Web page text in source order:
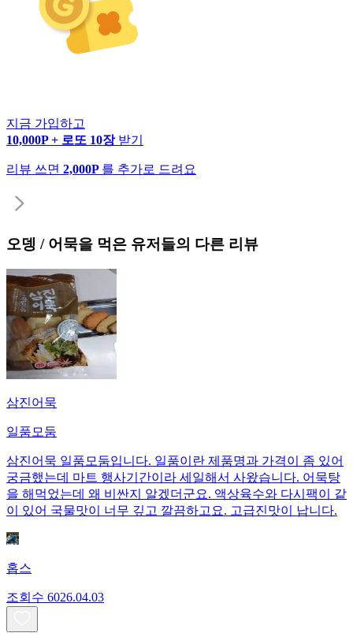
지금 가입하고
10,000P + 로또 10장 받기
리뷰 쓰면 2,000P 를 추가로 드려요
오뎅 / 어묵을 먹은 유저들의 다른 리뷰
삼진어묵
일품모둠
삼진어묵 일품모둠입니다. 일품이란 제품명과 가격이 좀 있어
궁금했는데 마트 행사기간이라 세일해서 사왔습니다. 어묵탕
을 해먹었는데 왜 비싼지 알겠더군요. 액상육수와 다시팩이 같
이 있어 국물맛이 너무 깊고 깔끔하고요. 고급진맛이 납니다.
홉스
조회수 6026.04.03